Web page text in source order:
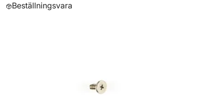
Beställningsvara